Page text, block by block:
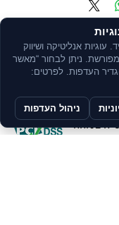
רשמי
בטוחה
עוגיות אנליטיקה ושיווק
ניתן לבחור “מאשר
העדפות. לפרטים:
ניהול העדפות